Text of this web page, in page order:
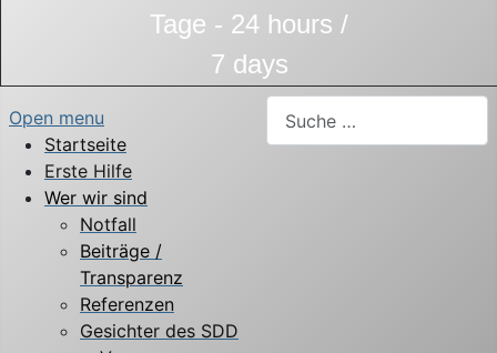
Tage - 24 hours /
7 days
Open menu
Startseite
Erste Hilfe
Wer wir sind
Notfall
Beiträge /
Transparenz
Referenzen
Gesichter des SDD